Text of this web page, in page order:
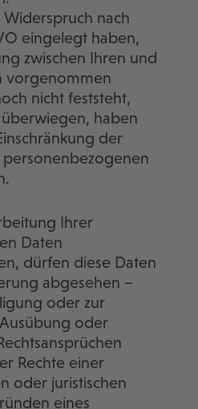
nach
eingelegt haben,
zwischen Ihren und
vorgenommen
nicht feststeht,
haben
der
Ihrer
Daten
dürfen diese Daten
abgesehen –
oder zur
oder
Rechte einer
oder juristischen
eines